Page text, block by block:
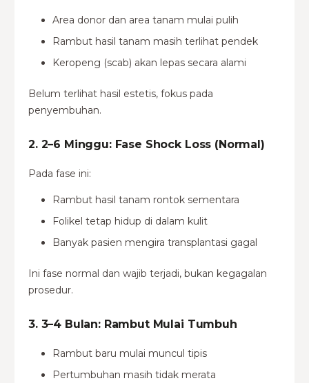
Area donor dan area tanam mulai pulih
Rambut hasil tanam masih terlihat pendek
Keropeng (scab) akan lepas secara alami
Belum terlihat hasil estetis, fokus pada
penyembuhan.
2. 2–6 Minggu: Fase Shock Loss (Normal)
Pada fase ini:
Rambut hasil tanam rontok sementara
Folikel tetap hidup di dalam kulit
Banyak pasien mengira transplantasi gagal
Ini fase normal dan wajib terjadi, bukan kegagalan
prosedur.
3. 3–4 Bulan: Rambut Mulai Tumbuh
Rambut baru mulai muncul tipis
Pertumbuhan masih tidak merata